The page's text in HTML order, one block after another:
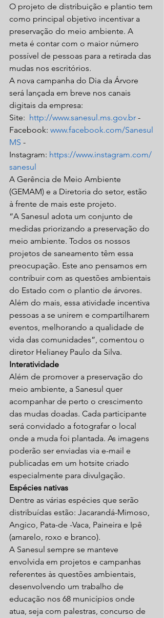
O projeto de distribuição e plantio tem
como principal objetivo incentivar a
preservação do meio ambiente. A
meta é contar com o maior número
possível de pessoas para a retirada das
mudas nos escritórios.
A nova campanha do Dia da Árvore
será lançada em breve nos canais
digitais da empresa:
Site: http://www.sanesul.ms.gov.br -
Facebook: www.facebook.com/Sanesul
MS -
Instagram: https://www.instagram.com/
sanesul
A Gerência de Meio Ambiente
(GEMAM) e a Diretoria do setor, estão
à frente de mais este projeto.
“A Sanesul adota um conjunto de
medidas priorizando a preservação do
meio ambiente. Todos os nossos
projetos de saneamento têm essa
preocupação. Este ano pensamos em
contribuir com as questões ambientais
do Estado com o plantio de árvores.
Além do mais, essa atividade incentiva
pessoas a se unirem e compartilharem
eventos, melhorando a qualidade de
vida das comunidades”, comentou o
diretor Helianey Paulo da Silva.
Interatividade
Além de promover a preservação do
meio ambiente, a Sanesul quer
acompanhar de perto o crescimento
das mudas doadas. Cada participante
será convidado a fotografar o local
onde a muda foi plantada. As imagens
poderão ser enviadas via e-mail e
publicadas em um hotsite criado
especialmente para divulgação.
Espécies nativas
Dentre as várias espécies que serão
distribuídas estão: Jacarandá-Mimoso,
Angico, Pata-de -Vaca, Paineira e Ipê
(amarelo, roxo e branco).
A Sanesul sempre se manteve
envolvida em projetos e campanhas
referentes às questões ambientais,
desenvolvendo um trabalho de
educação nos 68 municípios onde
atua, seja com palestras, concurso de